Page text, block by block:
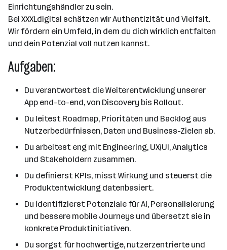
Einrichtungshändler zu sein.
Bei XXXLdigital schätzen wir Authentizität und Vielfalt.
Wir fördern ein Umfeld, in dem du dich wirklich entfalten
und dein Potenzial voll nutzen kannst.
Aufgaben:
Du verantwortest die Weiterentwicklung unserer
App end-to-end, von Discovery bis Rollout.
Du leitest Roadmap, Prioritäten und Backlog aus
Nutzerbedürfnissen, Daten und Business-Zielen ab.
Du arbeitest eng mit Engineering, UX/UI, Analytics
und Stakeholdern zusammen.
Du definierst KPIs, misst Wirkung und steuerst die
Produktentwicklung datenbasiert.
Du identifizierst Potenziale für AI, Personalisierung
und bessere mobile Journeys und übersetzt sie in
konkrete Produktinitiativen.
Du sorgst für hochwertige, nutzerzentrierte und